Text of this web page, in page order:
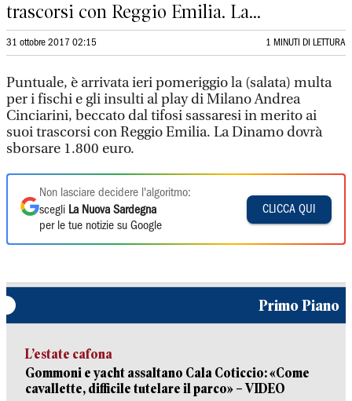
trascorsi con Reggio Emilia. La...
31 ottobre 2017 02:15 1 MINUTI DI LETTURA
Puntuale, è arrivata ieri pomeriggio la (salata) multa
per i fischi e gli insulti al play di Milano Andrea
Cinciarini, beccato dal tifosi sassaresi in merito ai
suoi trascorsi con Reggio Emilia. La Dinamo dovrà
sborsare 1.800 euro.
Non lasciare decidere l'algoritmo:
scegli La Nuova Sardegna
per le tue notizie su Google
CLICCA QUI
Primo Piano
L’estate cafona
Gommoni e yacht assaltano Cala Coticcio: «Come
cavallette, difficile tutelare il parco» – VIDEO